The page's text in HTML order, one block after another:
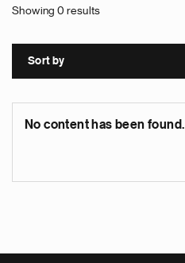
Showing 0 results
Sort by
No content has been found.